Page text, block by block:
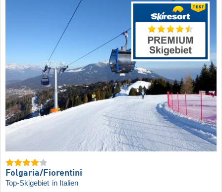
Folgaria/​Fiorentini
Top-Skigebiet in Italien